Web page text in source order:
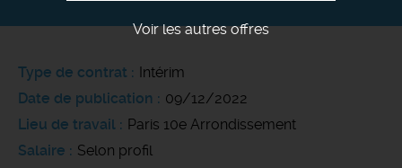
Voir les autres offres
Type de contrat
Intérim
Date de publication
09/12/2022
Lieu de travail
Paris 10e Arrondissement
Salaire
Selon profil